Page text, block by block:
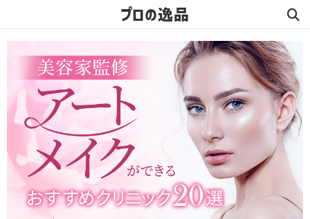
プロの逸品